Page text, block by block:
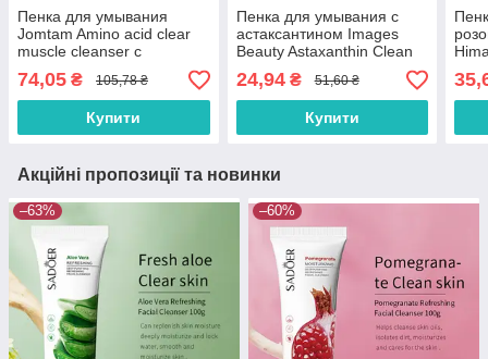
Пенка для умывания
Jomtam Amino acid clear
muscle cleanser с
аминокислотами, 100 г.
74,05 ₴ 105,78 ₴
Купити
Пенка для умывания с
астаксантином Images
Beauty Astaxanthin Clean
Pores Centle, 100 г.
24,94₴ 51,60 ₴
Купити
Акційні пропозиції та новинки
–63% –60%